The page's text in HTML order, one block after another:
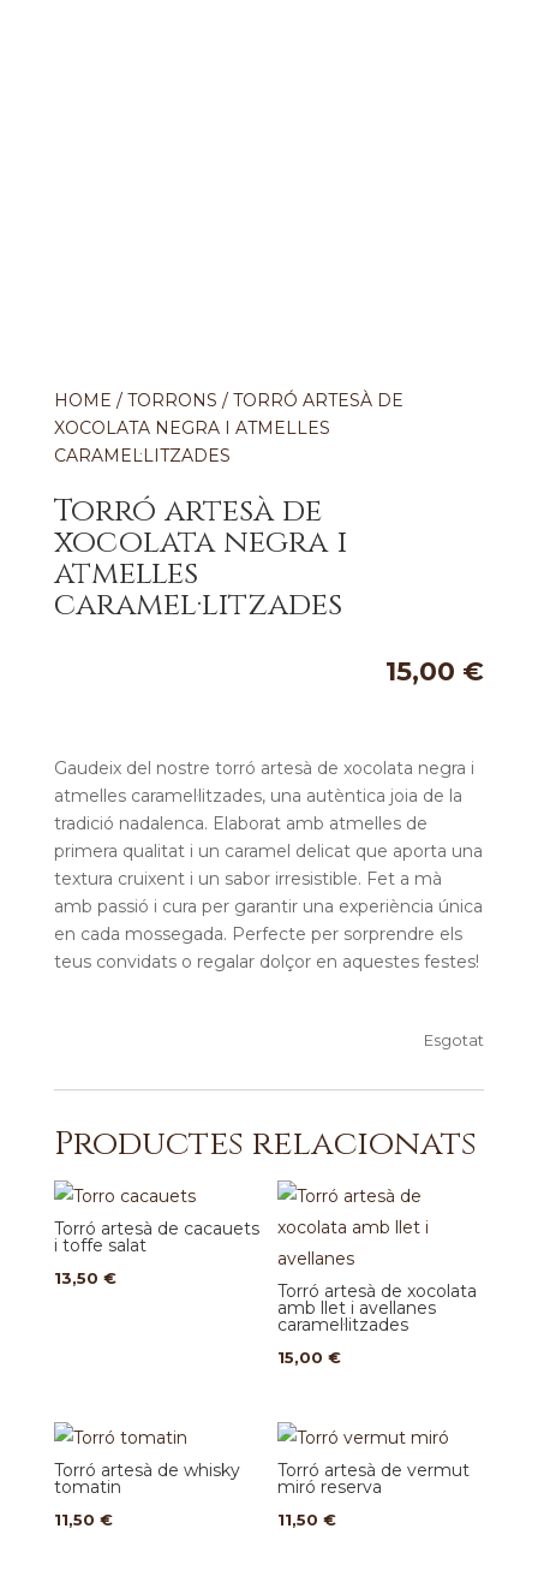
HOME / TORRONS / TORRÓ ARTESÀ DE
XOCOLATA NEGRA I ATMELLES
CARAMEL·LITZADES
Torró artesà de
xocolata negra i
atmelles
caramel·litzades
15,00 €
Gaudeix del nostre torró artesà de xocolata negra i
atmelles caramel·litzades, una autèntica joia de la
tradició nadalenca. Elaborat amb atmelles de
primera qualitat i un caramel delicat que aporta una
textura cruixent i un sabor irresistible. Fet a mà
amb passió i cura per garantir una experiència única
en cada mossegada. Perfecte per sorprendre els
teus convidats o regalar dolçor en aquestes festes!
Esgotat
Productes relacionats
Torró artesà de cacauets
i toffe salat
13,50 €
Torró artesà de xocolata
amb llet i avellanes
caramel·litzades
15,00€
Torró artesà de whisky
tomatin
11,50 €
Torró artesà de vermut
miró reserva
11,50€